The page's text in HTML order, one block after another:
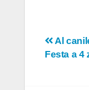
Al
Festa a 4